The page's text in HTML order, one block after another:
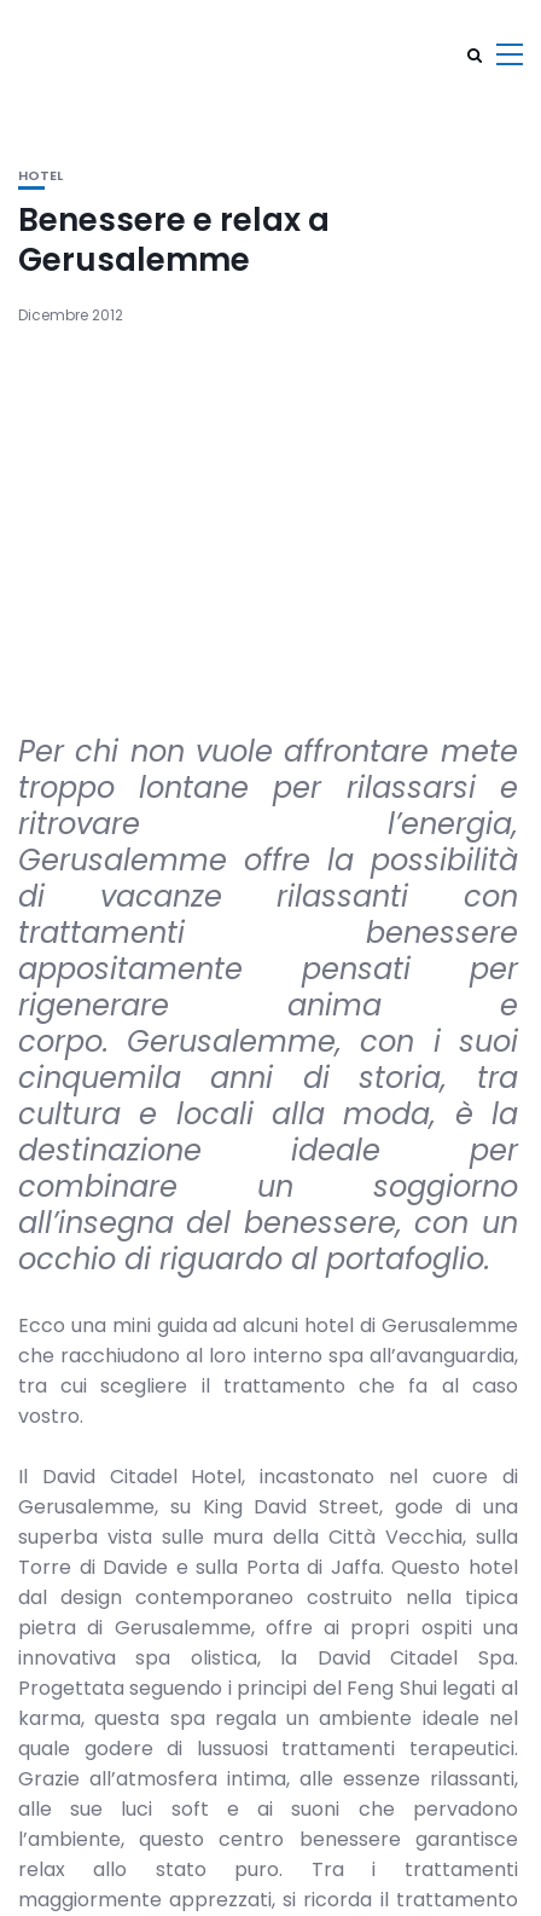
HOTEL
Benessere e relax a
Gerusalemme
Dicembre 2012
Per chi non vuole affrontare mete
troppo lontane per rilassarsi e
ritrovare l’energia,
Gerusalemme offre la possibilità
di vacanze rilassanti con
trattamenti benessere
appositamente pensati per
rigenerare anima e
corpo. Gerusalemme, con i suoi
cinquemila anni di storia, tra
cultura e locali alla moda, è la
destinazione ideale per
combinare un soggiorno
all’insegna del benessere, con un
occhio di riguardo al portafoglio.
Ecco una mini guida ad alcuni hotel di Gerusalemme
che racchiudono al loro interno spa all’avanguardia,
tra cui scegliere il trattamento che fa al caso
vostro.
Il David Citadel Hotel, incastonato nel cuore di
Gerusalemme, su King David Street, gode di una
superba vista sulle mura della Città Vecchia, sulla
Torre di Davide e sulla Porta di Jaffa. Questo hotel
dal design contemporaneo costruito nella tipica
pietra di Gerusalemme, offre ai propri ospiti una
innovativa spa olistica, la David Citadel Spa.
Progettata seguendo i principi del Feng Shui legati al
karma, questa spa regala un ambiente ideale nel
quale godere di lussuosi trattamenti terapeutici.
Grazie all’atmosfera intima, alle essenze rilassanti,
alle sue luci soft e ai suoni che pervadono
l’ambiente, questo centro benessere garantisce
relax allo stato puro. Tra i trattamenti
maggiormente apprezzati, si ricorda il trattamento